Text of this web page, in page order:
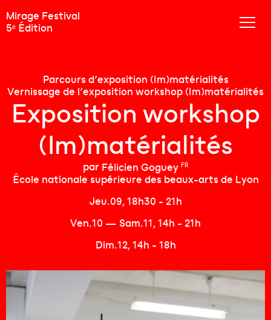
Mirage Festival
5ᵉ Édition
Parcours d’exposition (Im)matérialités
Vernissage de l’exposition workshop (Im)matérialités
Exposition workshop
(Im)matérialités
par Félicien Goguey FR
École nationale supérieure des beaux-arts de Lyon
Jeu.09, 18h30 - 21h
Ven.10 — Sam.11, 14h - 21h
Dim.12, 14h - 18h